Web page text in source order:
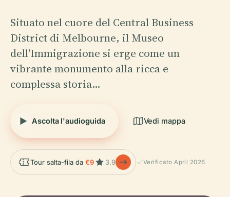
Situato nel cuore del Central Business
District di Melbourne, il Museo
dell'Immigrazione si erge come un
vibrante monumento alla ricca e
complessa storia…
Ascolta l'audioguida Vedi mappa
Tour salta-fila da €9 3.9 Verificato April 2026